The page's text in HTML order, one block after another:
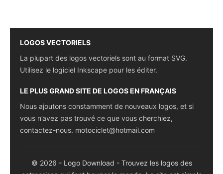
LOGOS VECTORIELS
La plupart des logos vectoriels sont au format SVG.
Utilisez le logiciel Inkscape pour les éditer.
LE PLUS GRAND SITE DE LOGOS EN FRANÇAIS
Nous ajoutons constamment de nouveaux logos, et si
vous n’avez pas trouvé ce que vous cherchiez,
contactez-nous. motociclet@hotmail.com
© 2026 - Logo Download - Trouvez les logos des